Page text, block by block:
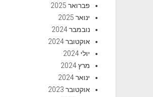
פברואר 2025
ינואר 2025
נובמבר 2024
אוקטובר 2024
יולי 2024
מרץ 2024
ינואר 2024
אוקטובר 2023